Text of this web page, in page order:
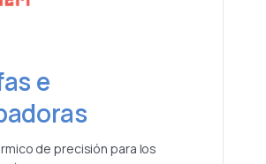
e
de precisión para los